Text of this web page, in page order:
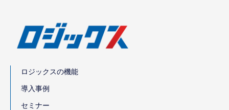
ロジックスの機能
導入事例
セミナー